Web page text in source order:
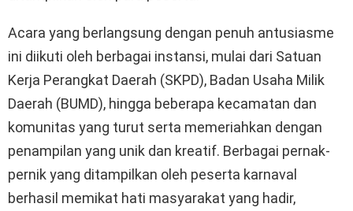
Acara yang berlangsung dengan penuh antusiasme
ini diikuti oleh berbagai instansi, mulai dari Satuan
Kerja Perangkat Daerah (SKPD), Badan Usaha Milik
Daerah (BUMD), hingga beberapa kecamatan dan
komunitas yang turut serta memeriahkan dengan
penampilan yang unik dan kreatif. Berbagai pernak-
pernik yang ditampilkan oleh peserta karnaval
berhasil memikat hati masyarakat yang hadir,